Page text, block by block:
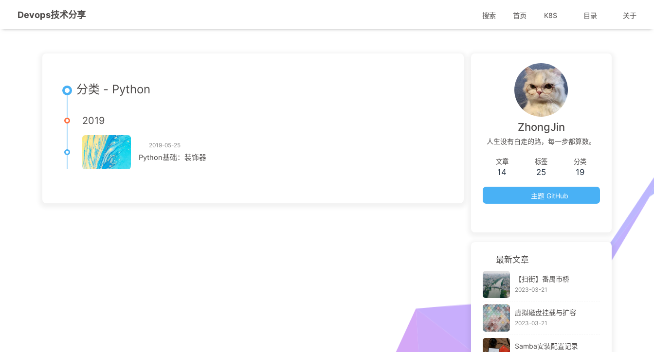
Devops技术分享 搜索 首页 K8S 目录 关于
分类 - Python
2019
2019-05-25
Python基础：装饰器
ZhongJin
人生没有白走的路，每一步都算数。
文章
14
标签
25
分类
19
主题 GitHub
最新文章
【扫街】番禺市桥
2023-03-21
虚拟磁盘挂载与扩容
2023-03-21
Samba安装配置记录